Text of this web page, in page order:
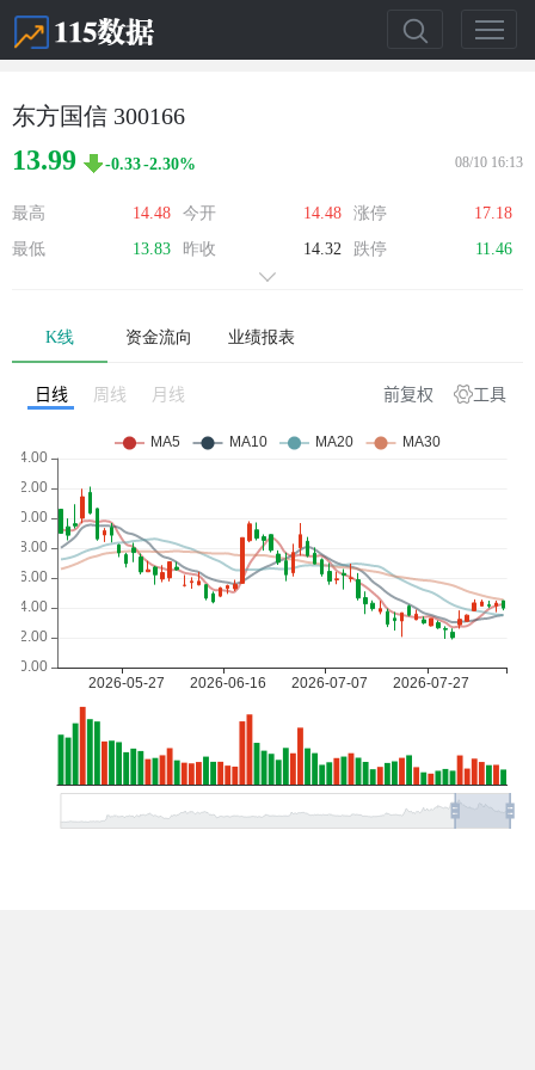
东方国信 300166
13.99 -0.33-2.30% 08/10 16:13
最高 14.48 今开 14.48 涨停
17.18
最低
13.83 昨收 14.32 跌停 11.46
K线 资金流向 业绩报表